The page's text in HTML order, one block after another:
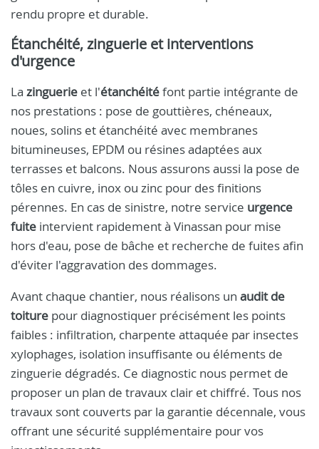
rendu propre et durable.
Étanchéité, zinguerie et interventions
d'urgence
La zinguerie et l'étanchéitéfont partie intégrante de
nos prestations : pose de gouttières, chéneaux,
noues, solins et étanchéité avec membranes
bitumineuses, EPDM ou résines adaptées aux
terrasses et balcons. Nous assurons aussi la pose de
tôles en cuivre, inox ou zinc pour des finitions
pérennes. En cas de sinistre, notre service urgence
fuite intervient rapidement à Vinassan pour mise
hors d'eau, pose de bâche et recherche de fuites afin
d'éviter l'aggravation des dommages.
Avant chaque chantier, nous réalisons un audit de
toiture pour diagnostiquer précisément les points
faibles : infiltration, charpente attaquée par insectes
xylophages, isolation insuffisante ou éléments de
zinguerie dégradés. Ce diagnostic nous permet de
proposer un plan de travaux clair et chiffré. Tous nos
travaux sont couverts par la garantie décennale, vous
offrant une sécurité supplémentaire pour vos